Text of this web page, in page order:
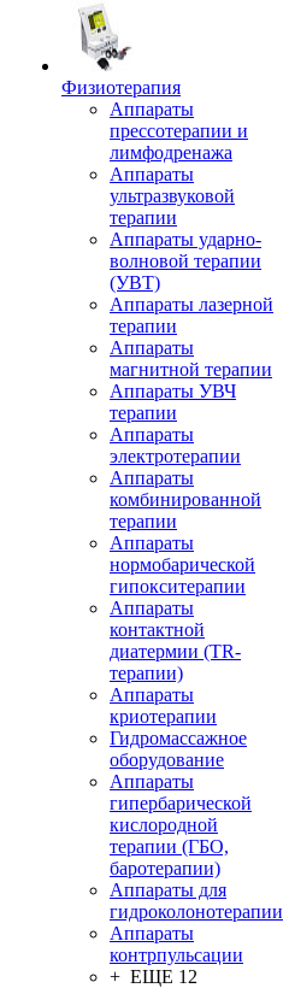
Физиотерапия
Аппараты
прессотерапии и
лимфодренажа
Аппараты
ультразвуковой
терапии
Аппараты ударно-
волновой терапии
(УВТ)
Аппараты лазерной
терапии
Аппараты
магнитной терапии
Аппараты УВЧ
терапии
Аппараты
электротерапии
Аппараты
комбинированной
терапии
Аппараты
нормобарической
гипокситерапии
Аппараты
контактной
диатермии (TR-
терапии)
Аппараты
криотерапии
Гидромассажное
оборудование
Аппараты
гипербарической
кислородной
терапии (ГБО,
баротерапии)
Аппараты для
гидроколонотерапии
Аппараты
контрпульсации
+ ЕЩЕ 12